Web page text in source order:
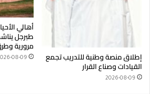
إطلاق منصة وطنية للتدريب تجمع
القيادات وصناع القرار
2026-08-09
أهالي
طبرجل
مرورية
08-09